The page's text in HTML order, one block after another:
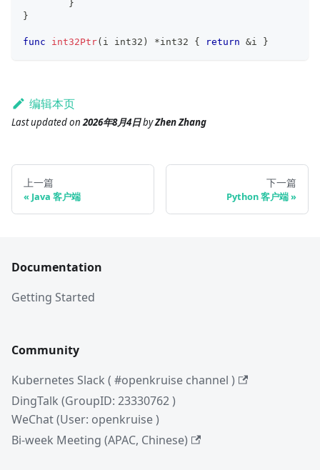
}
}
func int32Ptr( i int32 ) *int32 { return &i }
编辑本页
Last updatedon2026年8月4日byZhen Zhang
上一篇
Java 客户端
下一篇
Python 客户端
Documentation
Getting Started
Community
Kubernetes Slack ( #openkruise channel )
DingTalk (GroupID: 23330762 )
WeChat (User: openkruise )
Bi-week Meeting (APAC, Chinese)